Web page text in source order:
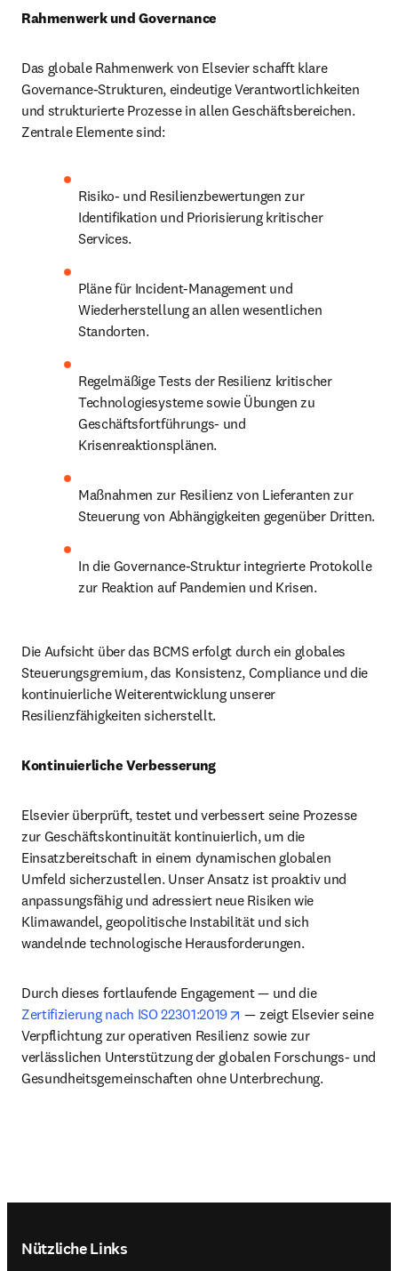
Rahmenwerk und Governance
Das globale Rahmenwerk von Elsevier schafft klare
Governance-Strukturen, eindeutige Verantwortlichkeiten
und strukturierte Prozesse in allen Geschäftsbereichen.
Zentrale Elemente sind:
Risiko- und Resilienzbewertungen zur
Identifikation und Priorisierung kritischer
Services.
Pläne für Incident-Management und
Wiederherstellung an allen wesentlichen
Standorten.
Regelmäßige Tests der Resilienz kritischer
Technologiesysteme sowie Übungen zu
Geschäftsfortführungs- und
Krisenreaktionsplänen.
Maßnahmen zur Resilienz von Lieferanten zur
Steuerung von Abhängigkeiten gegenüber Dritten.
In die Governance-Struktur integrierte Protokolle
zur Reaktion auf Pandemien und Krisen.
Die Aufsicht über das BCMS erfolgt durch ein globales
Steuerungsgremium, das Konsistenz, Compliance und die
kontinuierliche Weiterentwicklung unserer
Resilienzfähigkeiten sicherstellt.
Kontinuierliche Verbesserung
Elsevier überprüft, testet und verbessert seine Prozesse
zur Geschäftskontinuität kontinuierlich, um die
Einsatzbereitschaft in einem dynamischen globalen
Umfeld sicherzustellen. Unser Ansatz ist proaktiv und
anpassungsfähig und adressiert neue Risiken wie
Klimawandel, geopolitische Instabilität und sich
wandelnde technologische Herausforderungen.
Durch dieses fortlaufende Engagement — und die
Zertifizierung nach ISO 22301:2019
opens in new tab/window
— zeigt Elsevier seine
Verpflichtung zur operativen Resilienz sowie zur
verlässlichen Unterstützung der globalen Forschungs- und
Gesundheitsgemeinschaften ohne Unterbrechung.
Nützliche Links